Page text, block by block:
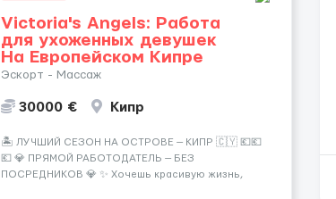
Victoria's Angels: Работа
для ухоженных девушек
На Европейском Кипре
Эскорт - Массаж
30000 € Кипр
🏝️ ЛУЧШИЙ СЕЗОН НА ОСТРОВЕ — КИПР 🇨🇾 💶💶
💶 💎 ПРЯМОЙ РАБОТОДАТЕЛЬ — БЕЗ
ПОСРЕДНИКОВ 💎 ✨ Хочешь красивую жизнь,